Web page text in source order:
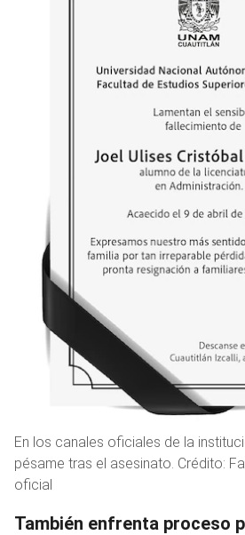
En los canales oficiales de la
pésame tras el asesinato. Crédito:
oficial
También enfrenta proceso